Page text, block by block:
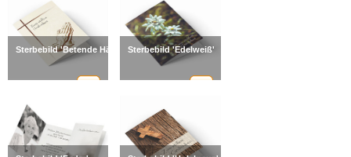
Sterbebild 'Betende Hände'Sterbebild 'Edelweiß'